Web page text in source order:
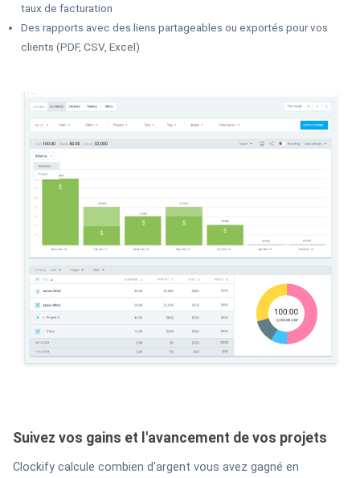
taux de facturation
Des rapports avec des liens partageables ou exportés pour vos
clients (PDF, CSV, Excel)
Suivez vos gains et l'avancement de vos projets
Clockify calcule combien d'argent vous avez gagné en